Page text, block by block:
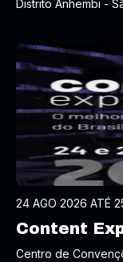
Distrito Anhembi -
24 AGO 2026 ATÉ
Content
Centro de